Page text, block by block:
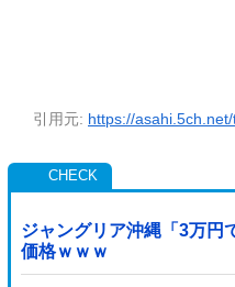
引用元: https://
ジャングリア沖縄「3万
価格ｗｗｗ